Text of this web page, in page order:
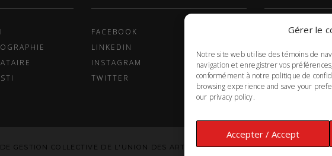
Gérer le
Notre site web utilise des témoins de
navigation et enregistrer vos
conformément à notre politique de
browsing experience and save your
our privacy policy.
Accepter / Accept
FACEBOOK
LINKEDIN
INSTAGRAM
TWITTER
NOUS JOINDRE
GESTION COLLECTIVE DE L'UNION DES ARTISTES INC.